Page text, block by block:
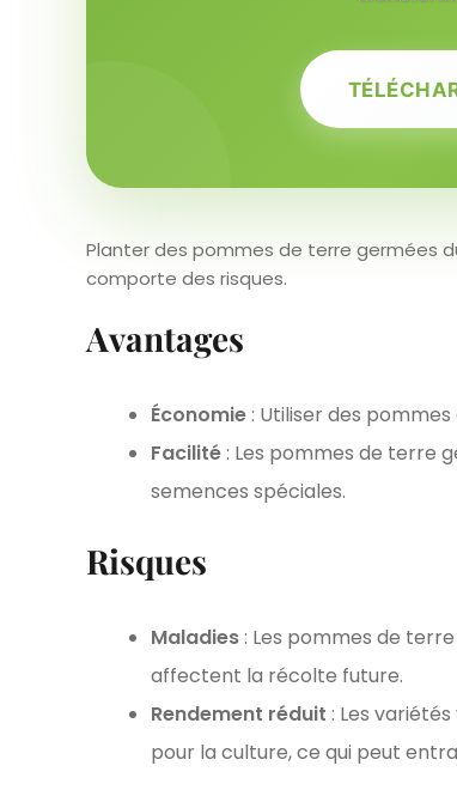
Planter des pommes de terre germées
comporte des risques.
Avantages
Économie : Utiliser des
Facilité : Les pommes de terre
semences spéciales.
Risques
Maladies : Les pommes de
affectent la récolte future.
Rendement réduit : Les
pour la culture, ce qui peut